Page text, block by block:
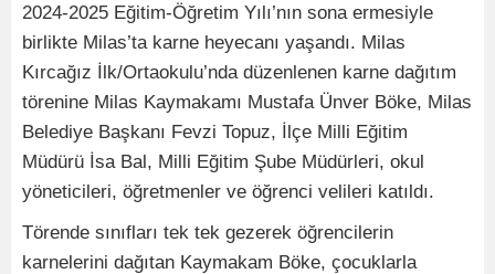
2024-2025 Eğitim-Öğretim Yılı’nın sona ermesiyle
birlikte Milas’ta karne heyecanı yaşandı. Milas
Kırcağız İlk/Ortaokulu’nda düzenlenen karne dağıtım
törenine Milas Kaymakamı Mustafa Ünver Böke, Milas
Belediye Başkanı Fevzi Topuz, İlçe Milli Eğitim
Müdürü İsa Bal, Milli Eğitim Şube Müdürleri, okul
yöneticileri, öğretmenler ve öğrenci velileri katıldı.
Törende sınıfları tek tek gezerek öğrencilerin
karnelerini dağıtan Kaymakam Böke, çocuklarla